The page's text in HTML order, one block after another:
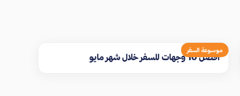
موسوعة السفر
افضل 10 وجهات للسفر خلال شهر مايو